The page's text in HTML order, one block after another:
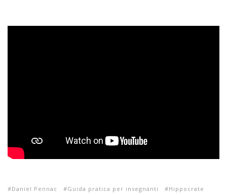
Daniel Pennac Guida pratica per insegnanti
Hippocrate